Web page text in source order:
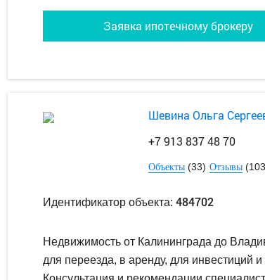
Заявка ипотечному брокеру
Шевина Ольга
+7 913 837 48 70
Объекты(33) Отзывы
Идентификатор объекта: 484702
Недвижимость от Калининграда до
для переезда, в аренду, для инвестиций и